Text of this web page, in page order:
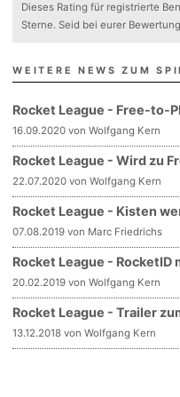
Dieses Rating für registrierte
Sterne. Seid bei eurer
WEITERE NEWS ZUM
Rocket League - Free-to-
16.09.2020 von Wolfgang Kern
Rocket League - Wird zu
22.07.2020 von Wolfgang Kern
Rocket League - Kisten
07.08.2019 von Marc Friedrichs
Rocket League -
20.02.2019 von Wolfgang Kern
Rocket League - Trailer
13.12.2018 von Wolfgang Kern